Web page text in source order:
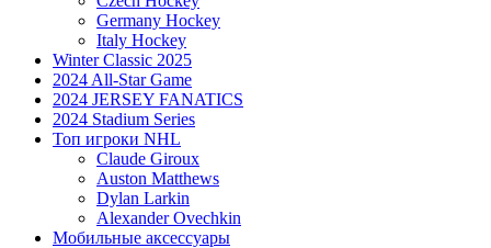
Germany Hockey
Italy Hockey
Winter Classic 2025
2024 All-Star Game
2024 JERSEY FANATICS
2024 Stadium Series
Топ игроки NHL
Claude Giroux
Auston Matthews
Dylan Larkin
Alexander Ovechkin
Мобильные аксессуары